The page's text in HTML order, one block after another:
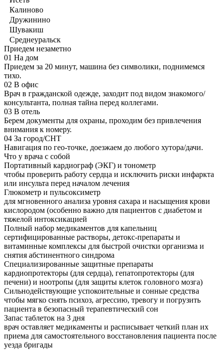
Калиново
Дружинино
Шувакиш
Среднеуральск
Приедем незаметно
01 На дом
Приедем за 20 минут, машина без символики, поднимемся
тихо.
02 В офис
Врач в гражданской одежде, заходит под видом знакомого/
консультанта, полная тайна перед коллегами.
03 В отель
Берем документы для охраны, проходим без привлечения
внимания к номеру.
04 За город/СНТ
Навигация по гео-точке, доезжаем до любого хутора/дачи.
Что у врача с собой
Портативный кардиограф (ЭКГ) и тонометр
чтобы проверить работу сердца и исключить риски инфаркта
или инсульта перед началом лечения
Глюкометр и пульсоксиметр
для мгновенного анализа уровня сахара и насыщения крови
кислородом (особенно важно для пациентов с диабетом и
тяжелой интоксикацией
Полный набор медикаментов для капельниц
сертифицированные растворы, детокс-препараты и
витаминные комплексы для быстрой очистки организма и
снятия абстинентного синдрома
Специализированные защитные препараты
кардиопротекторы (для сердца), гепатопротекторы (для
печени) и ноотропы (для защиты клеток головного мозга)
Сильнодействующие успокоительные и сонные средства
чтобы мягко снять психоз, агрессию, тревогу и погрузить
пациента в безопасный терапевтический сон
Запас таблеток на 3 дня
врач оставляет медикаменты и расписывает четкий план их
приема для самостоятельного восстановления пациента после
уезда бригады